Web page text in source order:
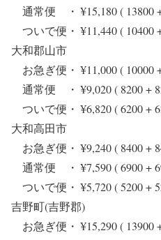
通常便 ・ ¥15,180 (
ついで便・ ¥11,440 (
大和郡山市
お急ぎ便・ ¥11,000 (
通常便 ・ ¥9,020 ( 8200 +
ついで便・ ¥6,820 ( 6200
大和高田市
お急ぎ便・ ¥9,240 ( 8400
通常便 ・ ¥7,590 ( 6900 +
ついで便・ ¥5,720 ( 5200
吉野町(吉野郡)
お急ぎ便・ ¥15,290 (